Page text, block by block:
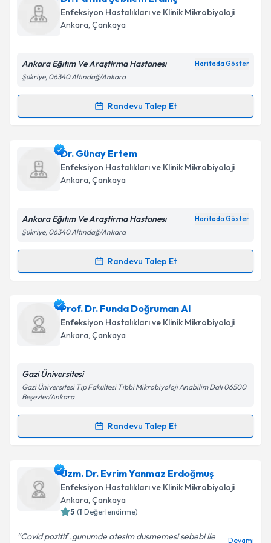
Takvim Talebini Gönder
oluşturun. Size bu uzmandan randevu almanız için bir
takvim hazırlandığında e-posta ile bilgilendireceğiz.
Kişisel verilerimin işlenmesine ilişkin
Metni'ni okudum ve kişisel verilerimin belirtilen
Takvim Talebini Gönder
Enfeksiyon Hastalıkları ve Klinik Mikrobiyoloji
Ankara, Çankaya
Ankara Eğıtım Ve Araştirma Hastanesı Haritada Göster
Şükriye, 06340 Altındağ/Ankara
Randevu Talep Et
Randevu Takvimi Talebi
Dr. Fatma Şebnem Erdinç
talebi oluşturun. Size bu uzmandan randevu almanız
için bir takvim hazırlandığında e-posta ile
bilgilendireceğiz.
Kişisel verilerimin işlenmesine ilişkinAydınlatma
kapsamda işlenmesini kabul ediyorum.
Takvim Talebini Gönder
Dr. Günay Ertem
Enfeksiyon Hastalıkları ve Klinik Mikrobiyoloji
Ankara, Çankaya
Ankara Eğıtım Ve Araştirma Hastanesı Haritada Göster
Şükriye, 06340 Altındağ/Ankara
Randevu Talep Et
Randevu Takvimi Talebi
Dr. Günay Ertemiçin randevu takvimi talebi
oluşturun. Size bu uzmandan randevu almanız için bir
takvim hazırlandığında e-posta ile bilgilendireceğiz.
Kişisel verilerimin işlenmesine ilişkinAydınlatma
'ni okudum ve kişisel verilerimin belirtilen
kapsamda işlenmesini kabul ediyorum.
Takvim Talebini Gönder
Prof. Dr. Funda Doğruman Al
Enfeksiyon Hastalıkları ve Klinik Mikrobiyoloji
Ankara, Çankaya
Gazi Üniversitesi
Gazi Üniversitesi Tıp Fakültesi Tıbbi Mikrobiyoloji Anabilim Dalı 06500
Beşevler/Ankara
Randevu Talep Et
Randevu Takvimi Talebi
Prof. Dr. Funda Doğruman Aliçin randevu takvimi
talebi oluşturun. Size bu uzmandan randevu almanız
için bir takvim hazırlandığında e-posta ile
bilgilendireceğiz.
E-posta Adresiniz
Uzm. Dr. Evrim Yanmaz Erdoğmuş
Enfeksiyon Hastalıkları ve Klinik Mikrobiyoloji
Ankara, Çankaya
5 (1 Değerlendirme)
Covid pozitif .gunumde atesim dusmemesi sebebi ile
Devamı